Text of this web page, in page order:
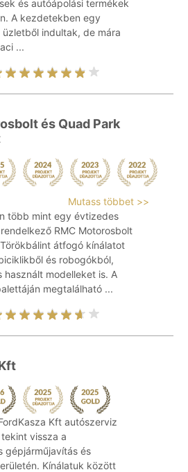
és autóápolási termékek
A kezdetekben egy
indultak, de mára
...
és Quad Park
Mutass többet >>
több mint egy évtizedes
RMC Motorosbolt
átfogó kínálatot
és robogókból,
használt modelleket is. A
megtalálható ...
Kft autószerviz
vissza a
gépjárműjavítás és
Kínálatuk között